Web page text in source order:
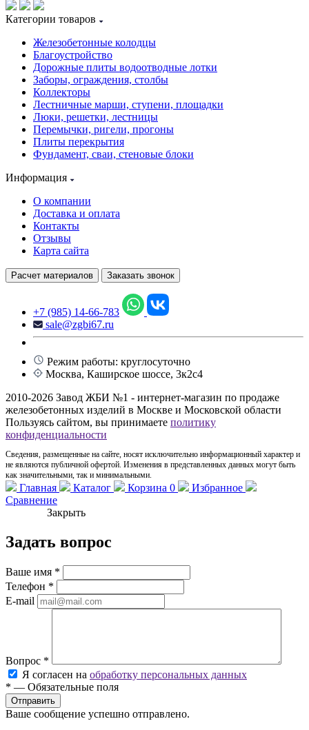
Категории товаров
Железобетонные колодцы
Благоустройство
Дорожные плиты водоотводные лотки
Заборы, ограждения, столбы
Коллекторы
Лестничные марши, ступени, площадки
Люки, решетки, лестницы
Перемычки, ригели, прогоны
Плиты перекрытия
Фундамент, сваи, стеновые блоки
Информация
О компании
Доставка и оплата
Контакты
Отзывы
Карта сайта
Расчет материалов Заказать звонок
+7 (985) 14-66-783
sale@zgbi67.ru
Режим работы: круглосуточно
Москва, Каширское шоссе, 3к2с4
2010-2026 Завод ЖБИ №1 - интернет-магазин по продаже
железобетонных изделий в Москве и Московской области
Пользуясь сайтом, вы принимаете политику
конфиденциальности
Сведения, размещенные на сайте, носят исключительно информационный характер и
не являются публичной офертой. Изменения в представленных данных могут быть
как значительными, так и минимальными.
Главная Каталог Корзина 0
Избранное
Сравнение
Закрыть
Задать вопрос
Ваше имя *
Телефон *
E-mail
Вопрос *
Я согласен на обработку персональных данных
* — Обязательные поля
Ваше сообщение успешно отправлено.